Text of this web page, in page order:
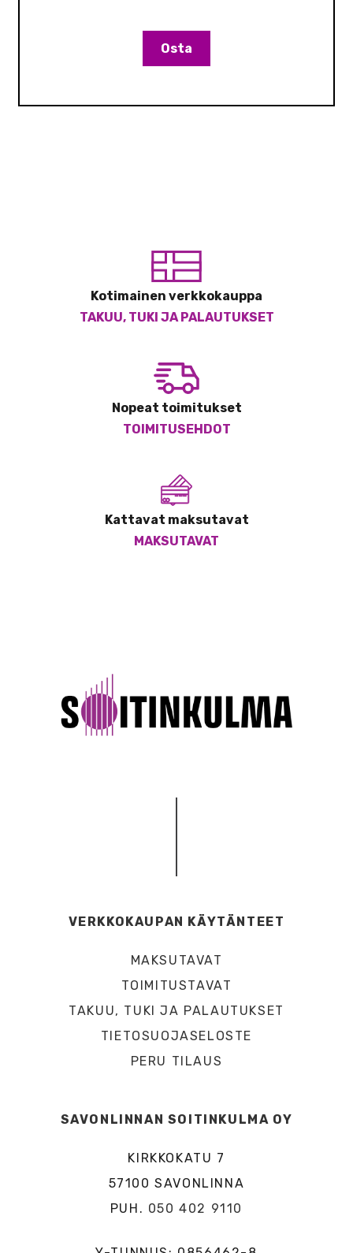
Osta
Kotimainen verkkokauppa
TAKUU, TUKI JA PALAUTUKSET
Nopeat toimitukset
TOIMITUSEHDOT
Kattavat maksutavat
MAKSUTAVAT
VERKKOKAUPAN KÄYTÄNTEET
MAKSUTAVAT
TOIMITUSTAVAT
TAKUU, TUKI JA PALAUTUKSET
TIETOSUOJASELOSTE
PERU TILAUS
SAVONLINNAN SOITINKULMA OY
KIRKKOKATU 7
57100 SAVONLINNA
PUH. 050 402 9110